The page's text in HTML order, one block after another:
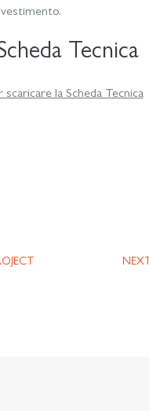
Tecnica
scaricare la Scheda Tecnica
NEXT